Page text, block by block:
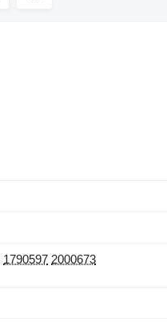
1790597 2000673